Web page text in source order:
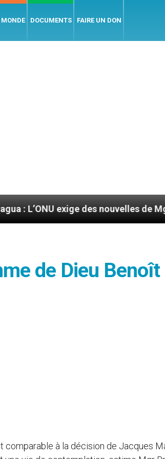
MONDE DOCUMENTS FAIRE UN DON
exige des nouvelles de Mgr Mata
de Dieu Benoît
comparable à la décision de Jacques